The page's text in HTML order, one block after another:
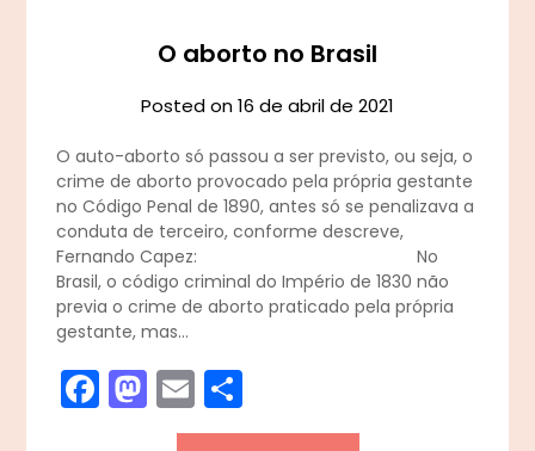
O aborto no Brasil
Posted on16 de abril de 2021
O auto-aborto só passou a ser previsto, ou seja, o
crime de aborto provocado pela própria gestante
no Código Penal de 1890, antes só se penalizava a
conduta de terceiro, conforme descreve,
Fernando Capez: No
Brasil, o código criminal do Império de 1830 não
previa o crime de aborto praticado pela própria
gestante, mas…
Facebook
Mastodon
Email